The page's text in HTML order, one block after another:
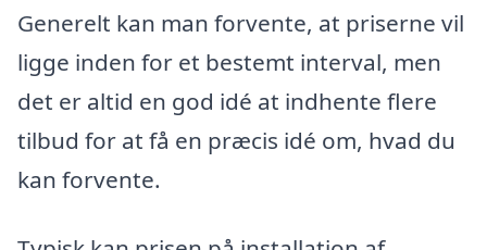
Generelt kan man forvente, at priserne vil
ligge inden for et bestemt interval, men
det er altid en god idé at indhente flere
tilbud for at få en præcis idé om, hvad du
kan forvente.